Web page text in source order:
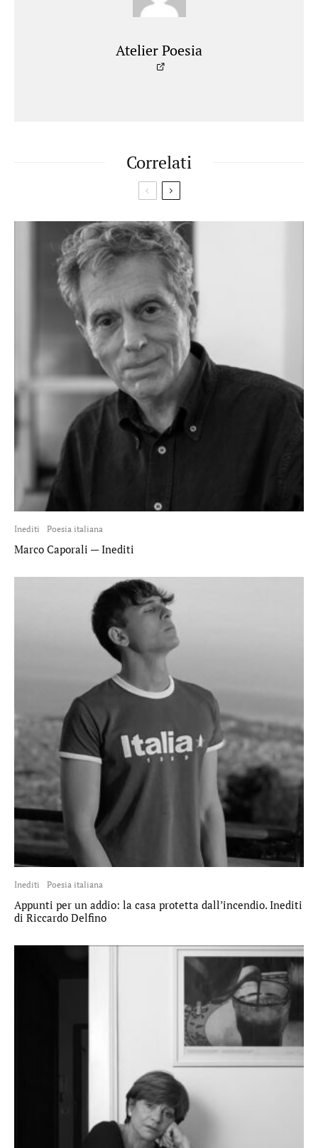
Atelier Poesia
Correlati
Inediti Poesia italiana
Marco Caporali — Inediti
Inediti Poesia italiana
Appunti per un addio: la casa protetta dall’incendio. Inediti
di Riccardo Delfino